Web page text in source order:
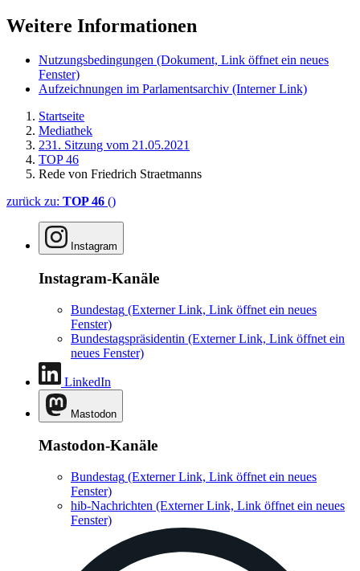
Weitere Informationen
Nutzungsbedingungen (Dokument, Link öffnet ein neues
Fenster)
Aufzeichnungen im Parlamentsarchiv (Interner Link)
Startseite
Mediathek
231. Sitzung vom 21.05.2021
TOP 46
Rede von Friedrich Straetmanns
zurück zu: TOP 46 ()
Instagram
Instagram-Kanäle
Bundestag (Externer Link, Link öffnet ein neues
Fenster)
Bundestagspräsidentin (Externer Link, Link öffnet ein
neues Fenster)
LinkedIn
Mastodon
Mastodon-Kanäle
Bundestag (Externer Link, Link öffnet ein neues
Fenster)
hib-Nachrichten (Externer Link, Link öffnet ein neues
Fenster)